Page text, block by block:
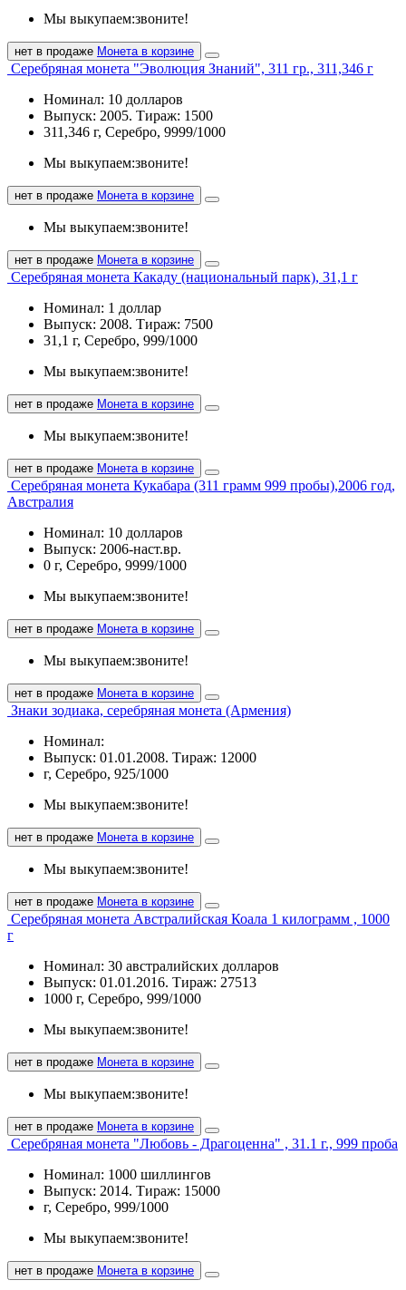
Мы выкупаем:звоните!
нет в продаже Монета в корзине
Серебряная монета "Эволюция Знаний", 311 гр., 311,346 г
Номинал: 10 долларов
Выпуск: 2005. Тираж: 1500
311,346 г, Серебро, 9999/1000
Мы выкупаем:звоните!
нет в продаже Монета в корзине
Мы выкупаем:звоните!
нет в продаже Монета в корзине
Серебряная монета Какаду (национальный парк), 31,1 г
Номинал: 1 доллар
Выпуск: 2008. Тираж: 7500
31,1 г, Серебро, 999/1000
Мы выкупаем:звоните!
нет в продаже Монета в корзине
Мы выкупаем:звоните!
нет в продаже Монета в корзине
Серебряная монета Кукабара (311 грамм 999 пробы),2006 год,
Австралия
Номинал: 10 долларов
Выпуск: 2006-наст.вр.
0 г, Серебро, 9999/1000
Мы выкупаем:звоните!
нет в продаже Монета в корзине
Мы выкупаем:звоните!
нет в продаже Монета в корзине
Знаки зодиака, серебряная монета (Армения)
Номинал:
Выпуск: 01.01.2008. Тираж: 12000
г, Серебро, 925/1000
Мы выкупаем:звоните!
нет в продаже Монета в корзине
Мы выкупаем:звоните!
нет в продаже Монета в корзине
Серебряная монета Австралийская Коала 1 килограмм , 1000
г
Номинал: 30 австралийских долларов
Выпуск: 01.01.2016. Тираж: 27513
1000 г, Серебро, 999/1000
Мы выкупаем:звоните!
нет в продаже Монета в корзине
Мы выкупаем:звоните!
нет в продаже Монета в корзине
Серебряная монета "Любовь - Драгоценна" , 31.1 г., 999 проба
Номинал: 1000 шиллингов
Выпуск: 2014. Тираж: 15000
г, Серебро, 999/1000
Мы выкупаем:звоните!
нет в продаже Монета в корзине